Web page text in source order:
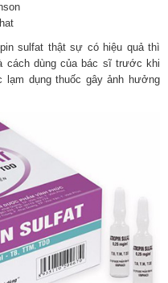
sulfat thật sự có hiệu quả thì
cách dùng của bác sĩ trước khi
lạm dụng thuốc gây ảnh hưởng